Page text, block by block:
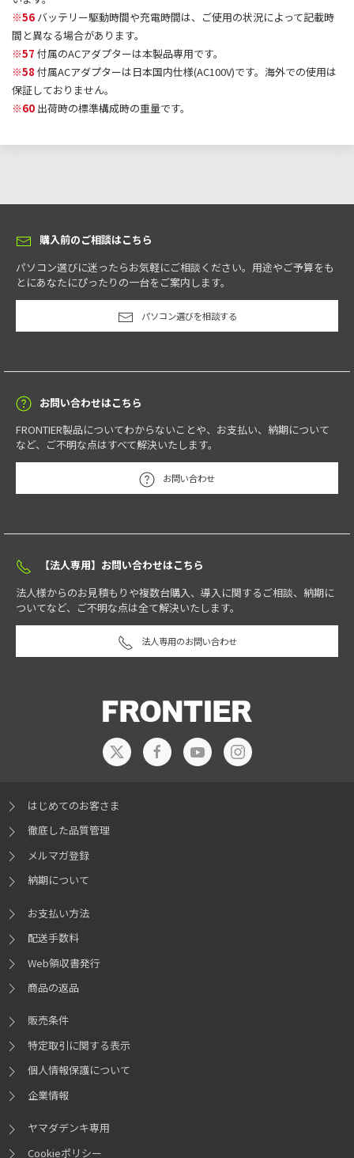
※56 バッテリー駆動時間や充電時間は、ご使用の状況によって記載時
間と異なる場合があります。
※57 付属のACアダプターは本製品専用です。
※58 付属ACアダプターは日本国内仕様(AC100V)です。海外での使用は
保証しておりません。
※60 出荷時の標準構成時の重量です。
購入前のご相談はこちら
パソコン選びに迷ったらお気軽にご相談ください。用途やご予算をも
とにあなたにぴったりの一台をご案内します。
パソコン選びを相談する
お問い合わせはこちら
FRONTIER製品についてわからないことや、お支払い、納期について
など、ご不明な点はすべて解決いたします。
お問い合わせ
【法人専用】お問い合わせはこちら
法人様からのお見積もりや複数台購入、導入に関するご相談、納期に
ついてなど、ご不明な点は全て解決いたします。
法人専用のお問い合わせ
はじめてのお客さま
徹底した品質管理
メルマガ登録
納期について
お支払い方法
配送手数料
Web領収書発行
商品の返品
販売条件
特定取引に関する表示
個人情報保護について
企業情報
ヤマダデンキ専用
Cookieポリシー